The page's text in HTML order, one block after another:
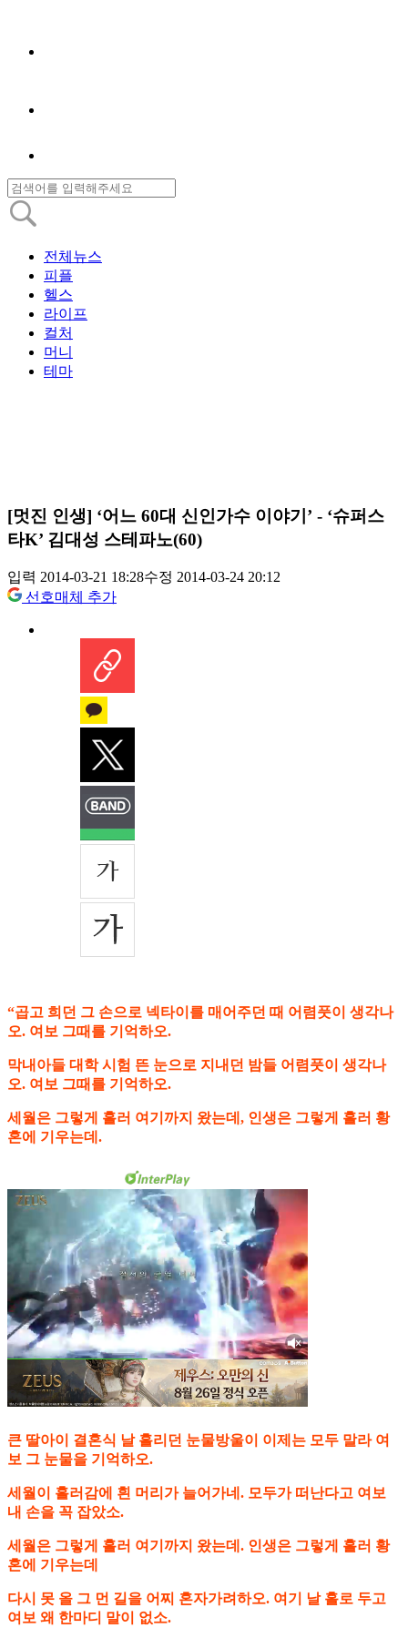
전체뉴스
피플
헬스
라이프
컬처
머니
테마
[멋진 인생] ‘어느 60대 신인가수 이야기’ - ‘슈퍼스
타K’ 김대성 스테파노(60)
입력 2014-03-21 18:28수정 2014-03-24 20:12
선호매체 추가
“곱고 희던 그 손으로 넥타이를 매어주던 때 어렴풋이 생각나
오. 여보 그때를 기억하오.
막내아들 대학 시험 뜬 눈으로 지내던 밤들 어렴풋이 생각나
오. 여보 그때를 기억하오.
세월은 그렇게 흘러 여기까지 왔는데, 인생은 그렇게 흘러 황
혼에 기우는데.
큰 딸아이 결혼식 날 흘리던 눈물방울이 이제는 모두 말라 여
보 그 눈물을 기억하오.
세월이 흘러감에 흰 머리가 늘어가네. 모두가 떠난다고 여보
내 손을 꼭 잡았소.
세월은 그렇게 흘러 여기까지 왔는데. 인생은 그렇게 흘러 황
혼에 기우는데
다시 못 올 그 먼 길을 어찌 혼자가려하오. 여기 날 홀로 두고
여보 왜 한마디 말이 없소.